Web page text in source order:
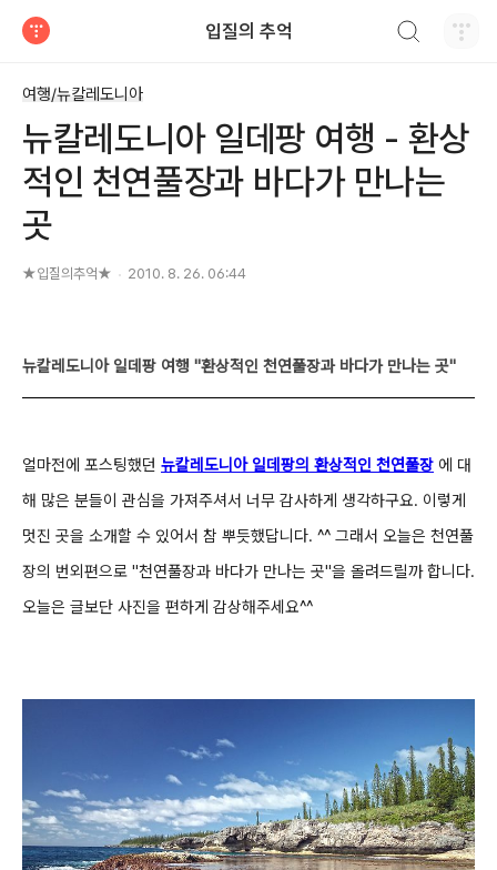
입질의 추억
여행/뉴칼레도니아
뉴칼레도니아 일데팡 여행 - 환상
적인 천연풀장과 바다가 만나는
곳
★입질의추억★ 2010. 8. 26. 06:44
뉴칼레도니아 일데팡 여행 "환상적인 천연풀장과 바다가 만나는 곳"
얼마전에 포스팅했던 뉴칼레도니아 일데팡의 환상적인 천연풀장 에 대
해 많은 분들이 관심을 가져주셔서 너무 감사하게 생각하구요. 이렇게
멋진 곳을 소개할 수 있어서 참 뿌듯했답니다. ^^ 그래서 오늘은 천연풀
장의 번외편으로 "천연풀장과 바다가 만나는 곳"을 올려드릴까 합니다.
오늘은 글보단 사진을 편하게 감상해주세요^^